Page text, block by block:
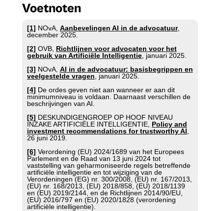
Voetnoten
[1] NOvA, Aanbevelingen AI in de advocatuur,
december 2025.
[2] OVB, Richtlijnen voor advocaten voor het
gebruik van Artificiële Intelligentie, januari 2025.
[3] NOvA, AI in de advocatuur: basisbegrippen en
veelgestelde vragen , januari 2025.
[4] De ordes geven niet aan wanneer er aan dit
minimumniveau is voldaan. Daarnaast verschillen de
beschrijvingen van AI.
[5] DESKUNDIGENGROEP OP HOOF NIVEAU
INZAKE ARTIFICIËLE INTELLIGENTIE, Policy and
investment recommendations for trustworthy AI
26 juni 2019.
[6] Verordening (EU) 2024/1689 van het Europees
Parlement en de Raad van 13 juni 2024 tot
vaststelling van geharmoniseerde regels betreffende
artificiële intelligentie en tot wijziging van de
Verordeningen (EG) nr. 300/2008, (EU) nr. 167/2013,
(EU) nr. 168/2013, (EU) 2018/858, (EU) 2018/1139
en (EU) 2019/2144, en de Richtlijnen 2014/90/EU,
(EU) 2016/797 en (EU) 2020/1828 (verordening
artificiële intelligentie).